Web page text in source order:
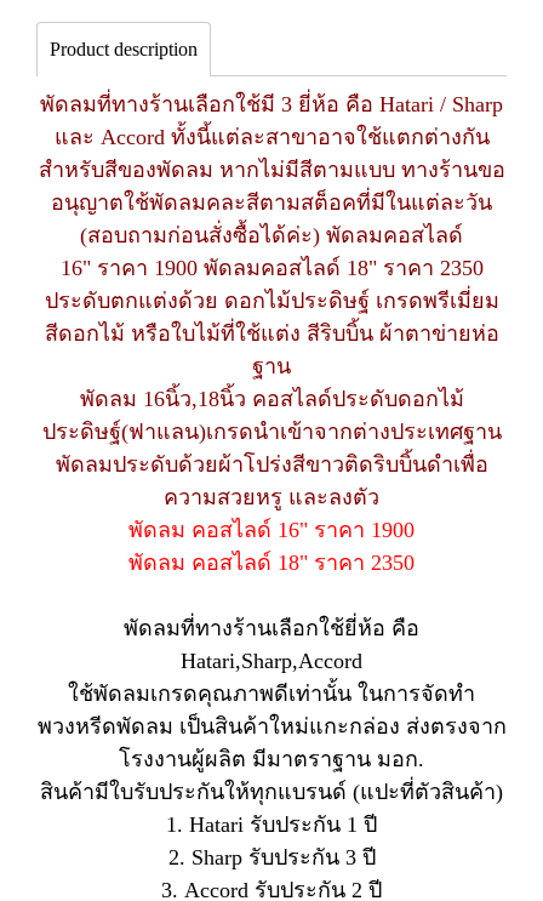
Product description
พัดลมที่ทางร้านเลือกใช้มี 3 ยี่ห้อ คือ Hatari / Sharp
และ Accord ทั้งนี้แต่ละสาขาอาจใช้แตกต่างกัน
สำหรับสีของพัดลม หากไม่มีสีตามแบบ ทางร้านขอ
อนุญาตใช้พัดลมคละสีตามสต็อคที่มีในแต่ละวัน
(สอบถามก่อนสั่งซื้อได้ค่ะ) พัดลมคอสไลด์
16" ราคา 1900 พัดลมคอสไลด์ 18" ราคา 2350
ประดับตกแต่งด้วย ดอกไม้ประดิษฐ์ เกรดพรีเมี่ยม
สีดอกไม้ หรือใบไม้ที่ใช้แต่ง สีริบบิ้น ผ้าตาข่ายห่อ
ฐาน
พัดลม 16นิ้ว,18นิ้ว คอสไลด์ประดับดอกไม้
ประดิษฐ์(ฟาแลน)เกรดนำเข้าจากต่างประเทศฐาน
พัดลมประดับด้วยผ้าโปร่งสีขาวติดริบบิ้นดำเพื่อ
ความสวยหรู และลงตัว
พัดลม คอสไลด์ 16" ราคา 1900
พัดลม คอสไลด์ 18" ราคา 2350
พัดลมที่ทางร้านเลือกใช้ยี่ห้อ คือ
Hatari,Sharp,Accord
ใช้พัดลมเกรดคุณภาพดีเท่านั้น ในการจัดทำ
พวงหรีดพัดลม เป็นสินค้าใหม่แกะกล่อง ส่งตรงจาก
โรงงานผู้ผลิต มีมาตราฐาน มอก.
สินค้ามีใบรับประกันให้ทุกแบรนด์ (แปะที่ตัวสินค้า)
1. Hatari รับประกัน 1 ปี
2. Sharp รับประกัน 3 ปี
3. Accord รับประกัน 2 ปี